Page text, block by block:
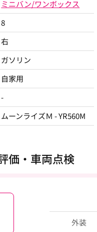
ミニバン/ワンボックス
8
右
ガソリン
自家用
-
ムーンライズＭ - YR560M
価・車両点検
外装